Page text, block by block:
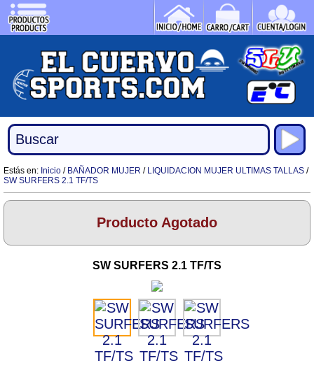
Estás en: Inicio / BAÑADOR MUJER / LIQUIDACION MUJER ULTIMAS TALLAS /
SW SURFERS 2.1 TF/TS
Producto Agotado
SW SURFERS 2.1 TF/TS